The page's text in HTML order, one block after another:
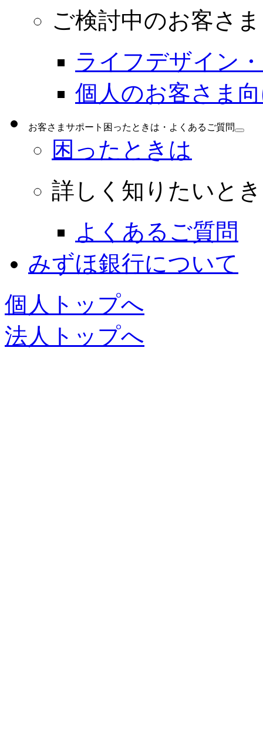
ご検討中のお客さま
ライフデザイン
個人のお客さま
お客さまサポート 困ったときは・よくあるご質問
困ったときは
詳しく知りたいと
よくあるご質問
みずほ銀行について
個人トップへ
法人トップへ